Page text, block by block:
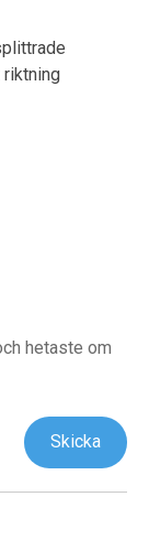
riktning
hetaste om